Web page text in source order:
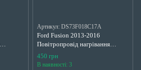
Артикул: DS73F018C17A
Ford Fusion 2013-2016
Повітропровід нагрівання
салону лівий оригінал
DS73F018C17A
450 грн
В наявності: 3